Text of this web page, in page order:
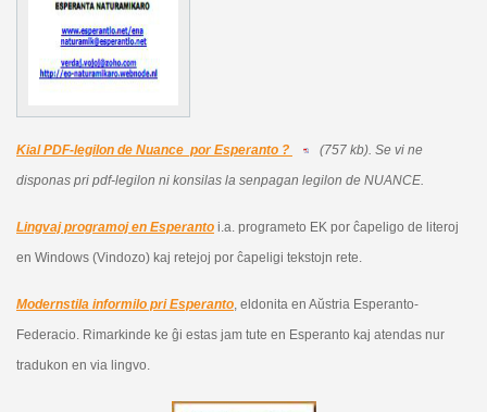
Kial PDF-legilon de Nuance por Esperanto ? (757 kb). Se vi ne
disponas pri pdf-legilon ni konsilas la senpagan legilon de NUANCE.
Lingvaj programoj en Esperantoi.a. programeto EK por ĉapeligo de literoj
en Windows (Vindozo) kaj retejoj por ĉapeligi tekstojn rete.
Modernstila informilo pri Esperanto, eldonita en Aŭstria Esperanto-
Federacio. Rimarkinde ke ĝi estas jam tute en Esperanto kaj atendas nur
tradukon en via lingvo.